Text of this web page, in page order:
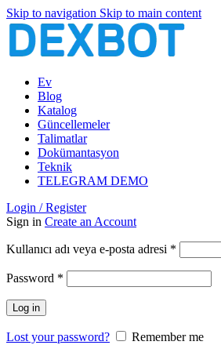
Skip to navigation Skip to main content
Ev
Blog
Katalog
Güncellemeler
Talimatlar
Dokümantasyon
Teknik
TELEGRAM DEMO
Login / Register
Sign in Create an Account
Kullanıcı adı veya e-posta adresi *
Password *
Log in
Lost your password?
Remember me